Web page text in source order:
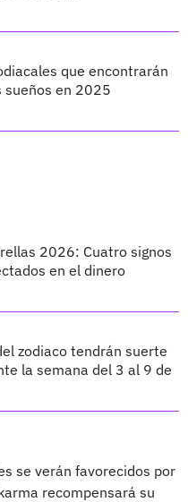
que encontrarán
sueños en 2025
2026: Cuatro signos
en el dinero
zodiaco tendrán suerte
la semana del 3 al 9 de
se verán favorecidos por
recompensará su